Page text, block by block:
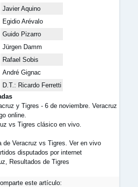
Javier Aquino
Egidio Arévalo
Guido Pizarro
Jürgen Damm
Rafael Sobis
André Gignac
D.T.: Ricardo Ferretti
y Tigres - 6 de noviembre. Veracruz
online.
vs Tigres clásico en vivo.
de Veracruz vs Tigres. Ver en vivo
disputados por internet
Resultados de Tigres
este artículo: